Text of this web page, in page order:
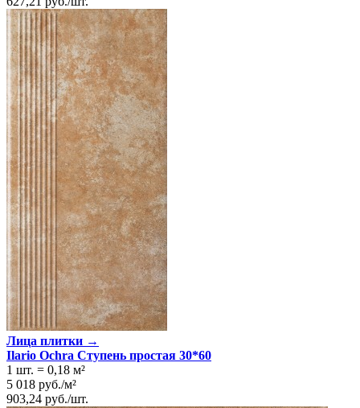
Лица плитки →
Ilario Ochra Ступень простая 30*60
1 шт. = 0,18 м²
5 018 руб./м²
903,24 руб./шт.